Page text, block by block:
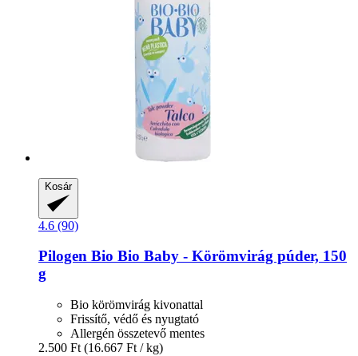
Kosár
4.6 (90)
Pilogen Bio Bio Baby -​ Körömvirág púder, 150
g
Bio körömvirág kivonattal
Frissítő, védő és nyugtató
Allergén összetevő mentes
2.500 Ft (16.667 Ft / kg)